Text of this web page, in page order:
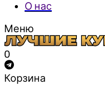
О нас
Меню
0
Корзина